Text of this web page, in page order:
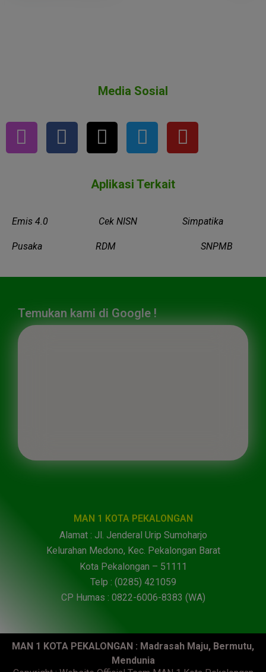
Media Sosial
Aplikasi Terkait
Emis 4.0 Cek NISN Simpatika
Pusaka RDM SNPMB
Temukan kami di Google !
MAN 1 KOTA PEKALONGAN
Alamat : Jl. Jenderal Urip Sumoharjo
Kelurahan Medono, Kec. Pekalongan Barat
Kota Pekalongan – 51111
Telp : (0285) 421059
CP Humas : 0822-6006-8383 (WA)
MAN 1 KOTA PEKALONGAN : Madrasah Maju, Bermutu,
Mendunia